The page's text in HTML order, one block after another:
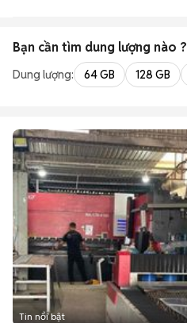
Bạn cần tìm dung lượng nào ?
Dung lượng: 64 GB 128 GB
Tin nổi bật